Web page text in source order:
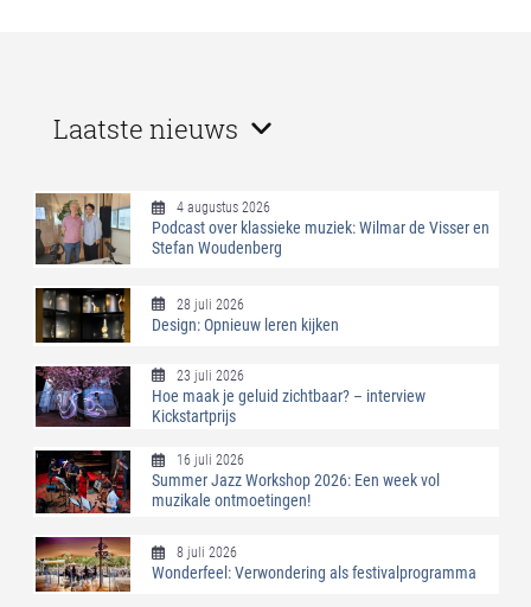
Laatste nieuws
4 augustus 2026
Podcast over klassieke muziek: Wilmar de Visser en
Stefan Woudenberg
28 juli 2026
Design: Opnieuw leren kijken
23 juli 2026
Hoe maak je geluid zichtbaar? – interview
Kickstartprijs
16 juli 2026
Summer Jazz Workshop 2026: Een week vol
muzikale ontmoetingen!
8 juli 2026
Wonderfeel: Verwondering als festivalprogramma